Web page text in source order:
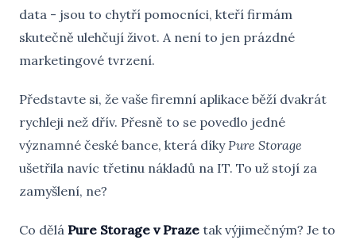
data - jsou to chytří pomocníci, kteří firmám
skutečně ulehčují život. A není to jen prázdné
marketingové tvrzení.
Představte si, že vaše firemní aplikace běží dvakrát
rychleji než dřív. Přesně to se povedlo jedné
významné české bance, která díkyPure Storage
ušetřila navíc třetinu nákladů na IT. To už stojí za
zamyšlení, ne?
Co dělá Pure Storage v Praze tak výjimečným? Je to